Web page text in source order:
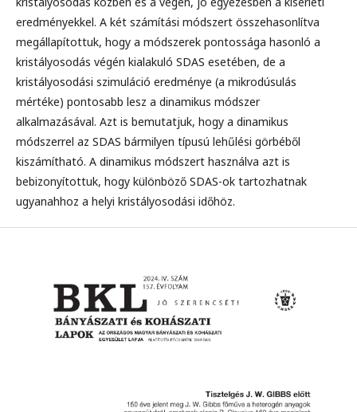
eredményekkel. A két számítási módszert összehasonlítva
megállapítottuk, hogy a módszerek pontossága hasonló a
kristályosodás végén kialakuló SDAS esetében, de a
kristályosodási szimuláció eredménye (a mikrodúsulás
mértéke) pontosabb lesz a dinamikus módszer
alkalmazásával. Azt is bemutatjuk, hogy a dinamikus
módszerrel az SDAS bármilyen típusú lehűlési görbéből
kiszámítható. A dinamikus módszert használva azt is
bebizonyítottuk, hogy különböző SDAS-ok tartozhatnak
ugyanahhoz a helyi kristályosodási időhöz.